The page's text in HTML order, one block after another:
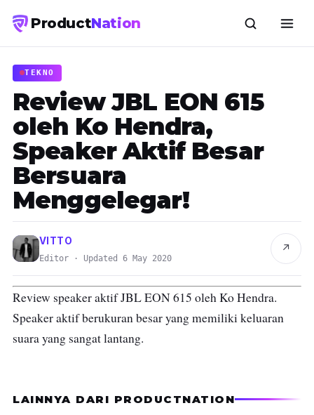
ProductNation
TEKNO
Review JBL EON 615
oleh Ko Hendra,
Speaker Aktif Besar
Bersuara
Menggelegar!
VITTO
Editor · Updated 6 May 2020
↗
Review speaker aktif JBL EON 615 oleh Ko Hendra.
Speaker aktif berukuran besar yang memiliki keluaran
suara yang sangat lantang.
LAINNYA DARI PRODUCTNATION